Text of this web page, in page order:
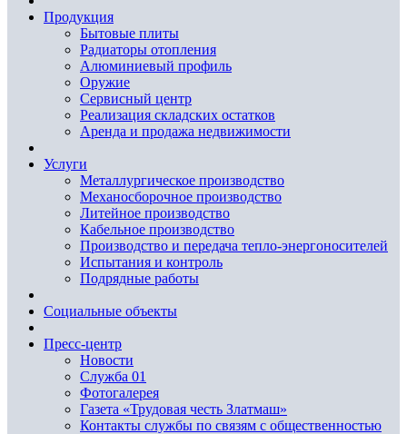
Продукция
Бытовые плиты
Радиаторы отопления
Алюминиевый профиль
Оружие
Сервисный центр
Реализация складских остатков
Аренда и продажа недвижимости
Услуги
Металлургическое производство
Механосборочное производство
Литейное производство
Кабельное производство
Производство и передача тепло-энергоносителей
Испытания и контроль
Подрядные работы
Социальные объекты
Пресс-центр
Новости
Служба 01
Фотогалерея
Газета «Трудовая честь Златмаш»
Контакты службы по связям с общественностью